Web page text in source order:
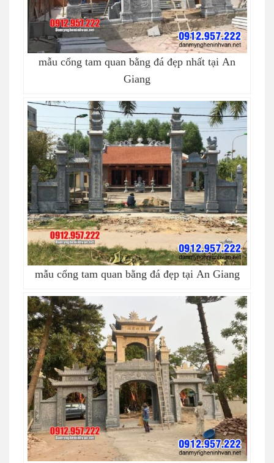
mẫu cổng tam quan bằng đá đẹp nhất tại An
Giang
mẫu cổng tam quan bằng đá đẹp tại An Giang